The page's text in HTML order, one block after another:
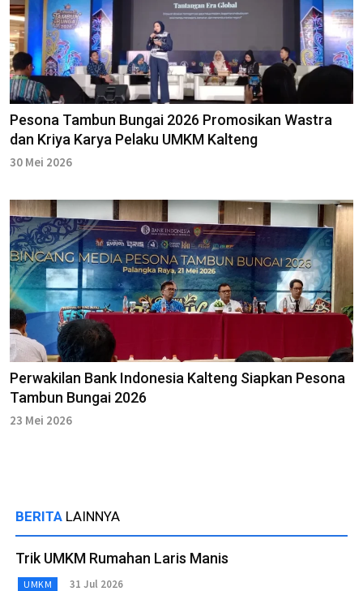
Pesona Tambun Bungai 2026 Promosikan Wastra
dan Kriya Karya Pelaku UMKM Kalteng
30 Mei 2026
Perwakilan Bank Indonesia Kalteng Siapkan Pesona
Tambun Bungai 2026
23 Mei 2026
BERITA LAINNYA
Trik UMKM Rumahan Laris Manis
UMKM 31 Jul 2026